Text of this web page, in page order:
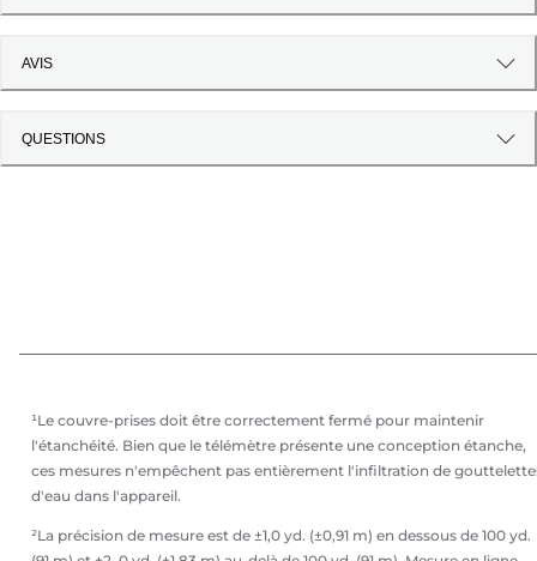
AVIS
QUESTIONS
¹Le couvre-prises doit être correctement fermé pour maintenir
l'étanchéité. Bien que le télémètre présente une conception étanche,
ces mesures n'empêchent pas entièrement l'infiltration de
d'eau dans l'appareil.
²La précision de mesure est de ±1,0 yd. (±0,91 m) en dessous de 100 yd.